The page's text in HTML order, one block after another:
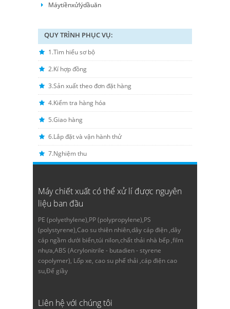
Máytiềnxửlýdầuăn
QUY TRÌNH PHỤC VỤ:
1.Tìm hiểu sơ bộ
2.Kí hợp đồng
3.Sản xuất theo đơn đặt hàng
4.Kiểm tra hàng hóa
5.Giao hàng
6.Lắp đặt và vận hành thử
7.Nghiệm thu
Máy chiết xuất có thể xử lí được nguyên
liệu ban đầu
PE (polyethylene),PP (polypropylene),PS
(polystyrene),Cao su thiên nhiên,dây cáp điện ,dây
cáp ngầm dưới biển,túi nilon,chất thải nhà bếp ,film
nhựa,ABS (Acrylonitrile - butadien - styrene
copolymer), Lốp xe, cao su phế thải ,cáp điện cao
su,Đế giầy
Liên hệ với chúng tôi